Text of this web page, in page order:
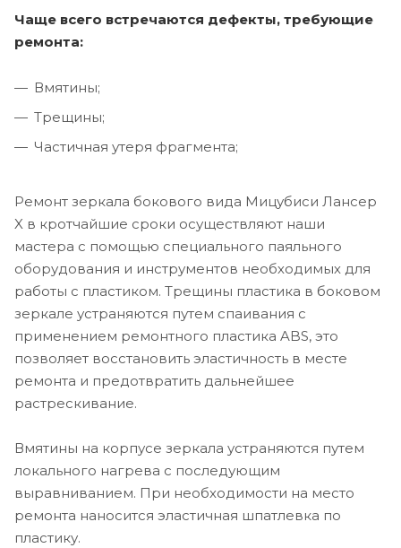
Чаще всего встречаются дефекты, требующие
ремонта:
Вмятины;
Трещины;
Частичная утеря фрагмента;
Ремонт зеркала бокового вида Мицубиси Лансер
X в кротчайшие сроки осуществляют наши
мастера с помощью специального паяльного
оборудования и инструментов необходимых для
работы с пластиком. Трещины пластика в боковом
зеркале устраняются путем спаивания с
применением ремонтного пластика ABS, это
позволяет восстановить эластичность в месте
ремонта и предотвратить дальнейшее
растрескивание.
Вмятины на корпусе зеркала устраняются путем
локального нагрева с последующим
выравниванием. При необходимости на место
ремонта наносится эластичная шпатлевка по
пластику.